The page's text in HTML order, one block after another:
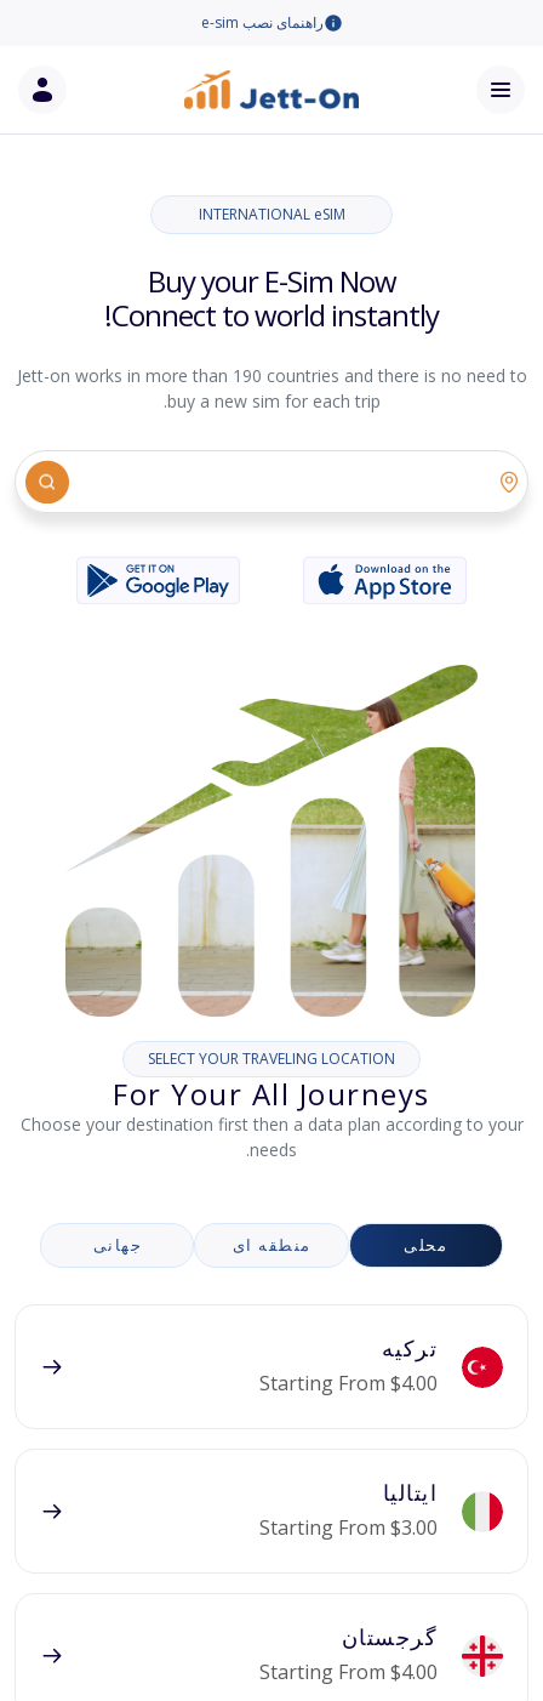
راهنمای نصب e-sim
INTERNATIONAL eSIM
Buy your E-Sim Now
Connect to world instantly!
Jett-on works in more than 190 countries and there is no need to
buy a new sim for each trip.
SELECT YOUR TRAVELING LOCATION
For Your All Journeys
Choose your destination first then a data plan according to your
needs.
محلی منطقه ای جهانی
ترکیه
Starting From $4.00
ایتالیا
Starting From $3.00
گرجستان
Starting From $4.00